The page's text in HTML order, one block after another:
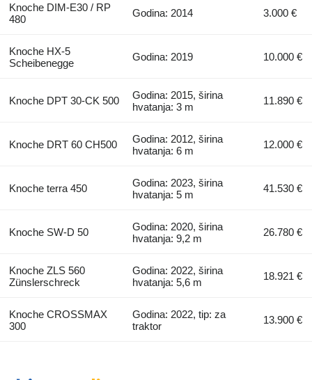
Knoche DIM-E30 / RP
480
Godina: 2014 3.000 €
Knoche HX-5
Scheibenegge
Godina: 2019 10.000 €
Knoche DPT 30-CK 500
Godina: 2015, širina
hvatanja: 3 m
11.890 €
Knoche DRT 60 CH500
Godina: 2012, širina
hvatanja: 6 m
12.000 €
Knoche terra 450
Godina: 2023, širina
hvatanja: 5 m
41.530 €
Knoche SW-D 50
Godina: 2020, širina
hvatanja: 9,2 m
26.780 €
Knoche ZLS 560
Zünslerschreck
Godina: 2022, širina
hvatanja: 5,6 m
18.921 €
Knoche CROSSMAX
300
Godina: 2022, tip: za
traktor
13.900 €